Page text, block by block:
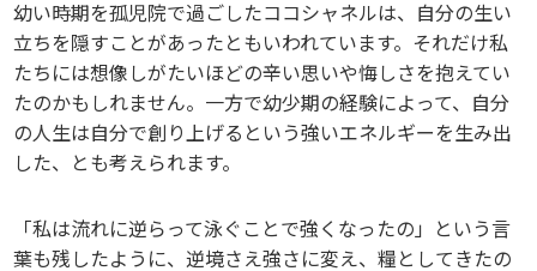
幼い時期を孤児院で過ごしたココシャネルは、自分の生い
立ちを隠すことがあったともいわれています。それだけ私
たちには想像しがたいほどの辛い思いや悔しさを抱えてい
たのかもしれません。一方で幼少期の経験によって、自分
の人生は自分で創り上げるという強いエネルギーを生み出
した、とも考えられます。
「私は流れに逆らって泳ぐことで強くなったの」という言
葉も残したように、逆境さえ強さに変え、糧としてきたの